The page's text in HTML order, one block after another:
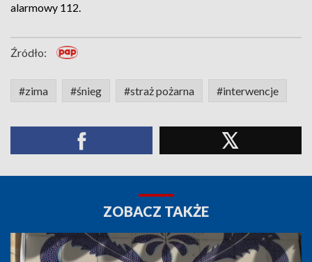
alarmowy 112.
Źródło:
#zima #śnieg #straż pożarna #interwencje
ZOBACZ TAKŻE